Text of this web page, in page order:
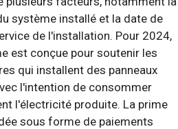
système installé et la date de
de l'installation. Pour 2024,
est conçue pour soutenir les
qui installent des panneaux
l'intention de consommer
l'électricité produite. La prime
sous forme de paiements